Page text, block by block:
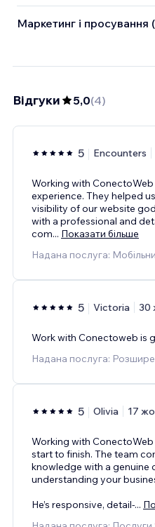
Маркетинг і просування
Відгуки 5,0(4)
5 Encounters
Working with
experience. They helped
visibility of our website
with a professional and
com... Показати більше
Надана послуга:
5 Victoria 30
Work with Conectoweb is
Надана послуга:
5 Olivia 17
Working with
start to finish. The team
knowledge with a genuine
understanding your
He’s responsive, detail-...